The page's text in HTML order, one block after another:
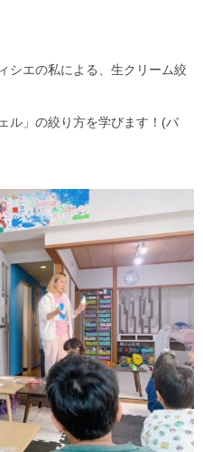
シエの私による、生クリーム絞
ル」の絞り方を学びます！(バ